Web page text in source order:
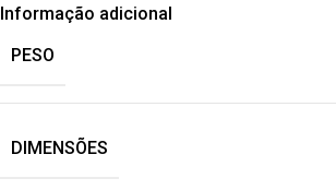
Informação adicional
PESO
DIMENSÕES